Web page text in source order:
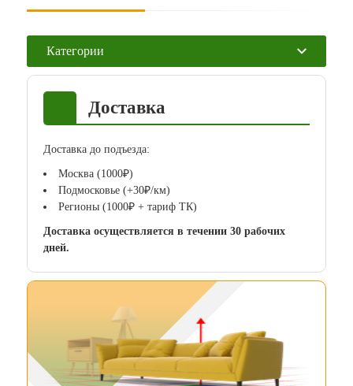
Категории
Доставка
Доставка до подъезда:
Москва (1000₽)
Подмосковье (+30₽/км)
Регионы (1000₽ + тариф ТК)
Доставка осуществляется в течении 30 рабочих
дней.